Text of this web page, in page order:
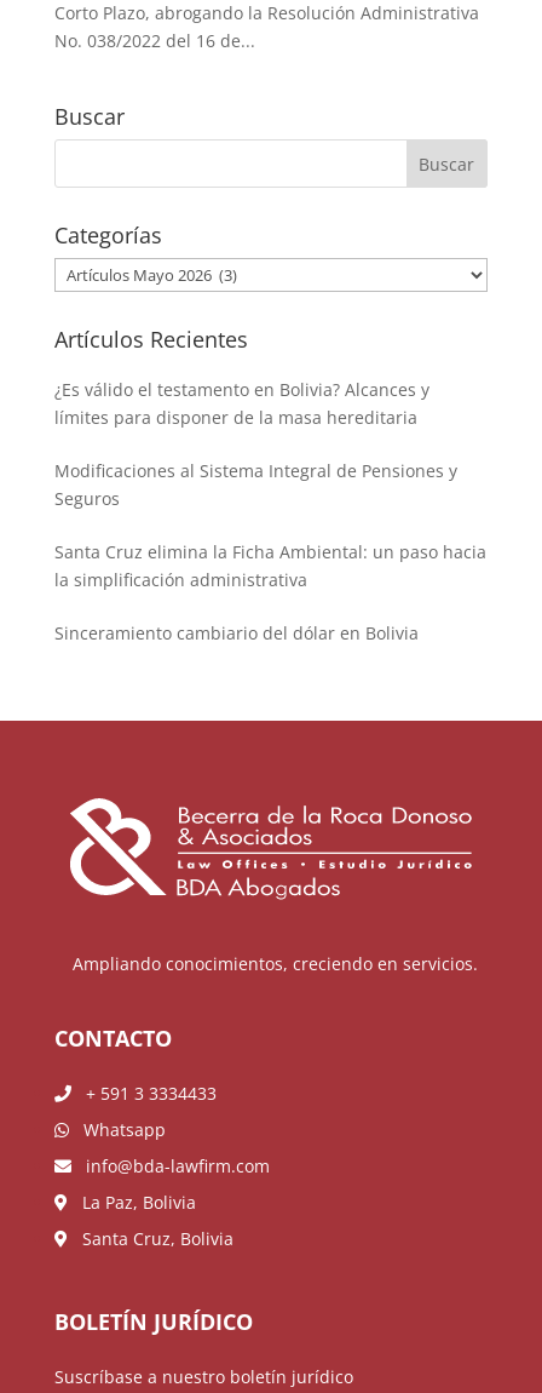
Corto Plazo, abrogando la Resolución Administrativa
No. 038/2022 del 16 de...
Buscar
Categorías
Categorías
Artículos Recientes
¿Es válido el testamento en Bolivia? Alcances y
límites para disponer de la masa hereditaria
Modificaciones al Sistema Integral de Pensiones y
Seguros
Santa Cruz elimina la Ficha Ambiental: un paso hacia
la simplificación administrativa
Sinceramiento cambiario del dólar en Bolivia
Ampliando conocimientos, creciendo en servicios.
CONTACTO
+ 591 3 3334433
Whatsapp
info@bda-lawfirm.com
La Paz, Bolivia
Santa Cruz, Bolivia
BOLETÍN JURÍDICO
Suscríbase a nuestro boletín jurídico